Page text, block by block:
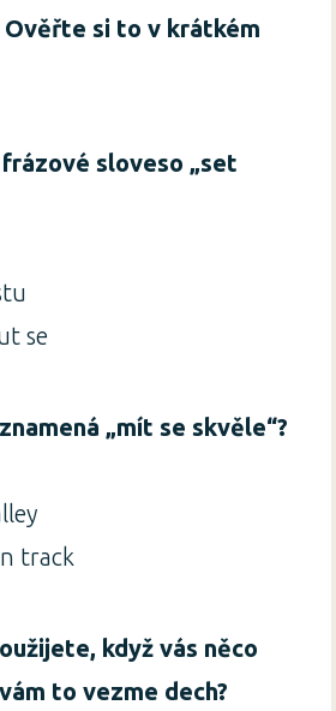
Ověřte si to v krátkém
frázové sloveso „set
se
„mít se skvěle“?
track
když vás něco
to vezme dech?